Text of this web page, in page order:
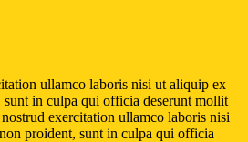
ullamco laboris nisi ut aliquip ex
sunt in culpa qui officia deserunt mollit
exercitation ullamco laboris nisi
proident, sunt in culpa qui officia